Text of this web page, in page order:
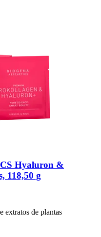
Hyaluron &
118,50 g
extratos de plantas